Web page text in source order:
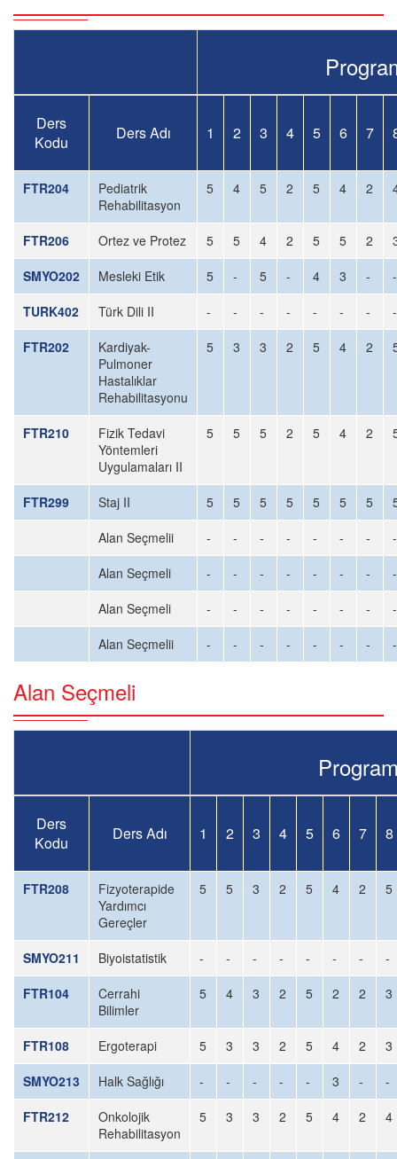
Ders
Kodu
Ders Adı 1 2 3 4 5 6 7
FTR204
Pediatrik
Rehabilitasyon
5 4 5 2 5 4 2
FTR206 Ortez ve Protez 5 5 4 2 5 5 2
SMYO202
Mesleki Etik 5 - 5 - 4 3 -
-
TURK402
Türk Dili II - - - - - - -
-
FTR202
Kardiyak-
Pulmoner
Hastalıklar
Rehabilitasyonu
5 3 3 2 5 4 2
FTR210
Fizik Tedavi
Yöntemleri
Uygulamaları II
5 5 5 2 5 4 2
FTR299 Staj II 5 5 5 5 5 5 5
Alan Seçmelii
- - - - - - -
-
Alan Seçmeli
- - - - - - -
-
Alan Seçmeli
- - - - - - -
-
Alan Seçmelii
- - - - - - - -
Alan Seçmeli
Ders
Kodu
Ders Adı 1 2 3 4 5 6 7 8
FTR208
Fizyoterapide
Yardımcı
Gereçler
5 5 3 2 5 4 2 5
SMYO211 Biyoistatistik - - - - - - -
-
FTR104
Cerrahi
Bilimler
5 4 3 2 5 2 2 3
FTR108 Ergoterapi 5 3 3 2 5 4 2
3
SMYO213
Halk Sağlığı - - - - - 3 -
-
FTR212
Onkolojik
Rehabilitasyon
5 3 3 2 5 4 2 4